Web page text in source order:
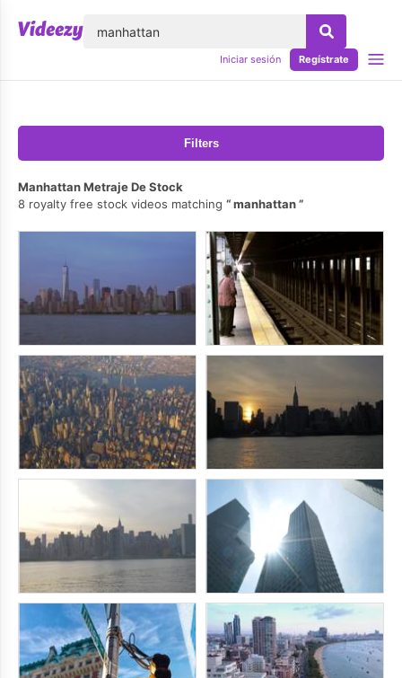
Iniciar sesión Regístrate
Filters
Manhattan Metraje De Stock
8 royalty free stock videos matching
manhattan